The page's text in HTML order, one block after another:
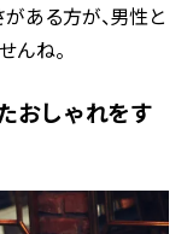
ある方が、男性と
んね。
おしゃれをす